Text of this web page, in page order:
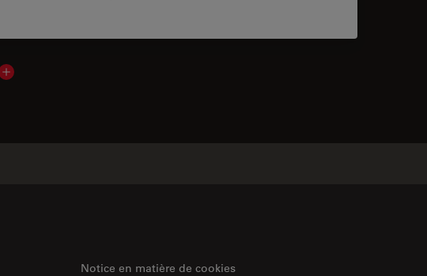
Show local contacts
Notice en matière de cookies